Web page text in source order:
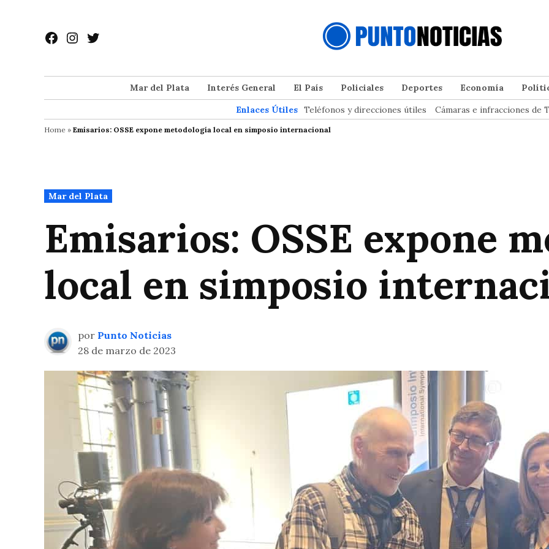
contenido
Facebook
Instagram
Twitter
Mar del Plata Interés General El País Policiales Deportes Economía
Enlaces Útiles Teléfonos y direcciones útiles Cámaras e infracciones de
Home » Emisarios: OSSE expone metodología local en simposio internacional
Publicado
en
Mar del Plata
Emisarios: OSSE expone
local en simposio
por Punto Noticias
28 de marzo de 2023